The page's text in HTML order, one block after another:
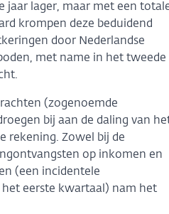
jaar lager, maar met een
krompen deze beduidend
door Nederlandse
met name in het tweede
(zogenoemde
bij aan de daling van
rekening. Zowel bij de
op inkomen en
(een incidentele
eerste kwartaal) nam het